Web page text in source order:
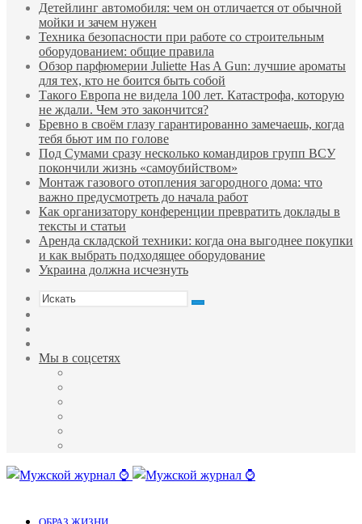
Детейлинг автомобиля: чем он отличается от обычной
мойки и зачем нужен
Техника безопасности при работе со строительным
оборудованием: общие правила
Обзор парфюмерии Juliette Has A Gun: лучшие ароматы
для тех, кто не боится быть собой
Такого Европа не видела 100 лет. Катастрофа, которую
не ждали. Чем это закончится?
Бревно в своём глазу гарантированно замечаешь, когда
тебя бьют им по голове
Под Сумами сразу несколько командиров групп ВСУ
покончили жизнь «самоубийством»
Монтаж газового отопления загородного дома: что
важно предусмотреть до начала работ
Как организатору конференции превратить доклады в
тексты и статьи
Аренда складской техники: когда она выгоднее покупки
и как выбрать подходящее оборудование
Украина должна исчезнуть
Искать
Мы в соцсетях
Меню